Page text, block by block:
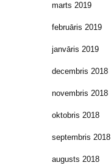
marts 2019
februāris 2019
janvāris 2019
decembris 2018
novembris 2018
oktobris 2018
septembris 2018
augusts 2018